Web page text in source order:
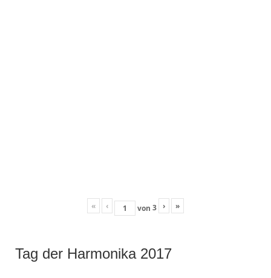
« ‹ von 3 › »
Tag der Harmonika 2017